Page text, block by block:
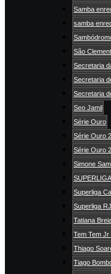
Samba
samba
São
Secretaria
Secretaria
Secretaria
Seo Jamil
Série Ouro
Série Ouro
Série Ouro
Simone
SUPERLIGA
Superliga
Superliga RJ
Tatiana
Tem Tem Jr
Thiago
Tiago